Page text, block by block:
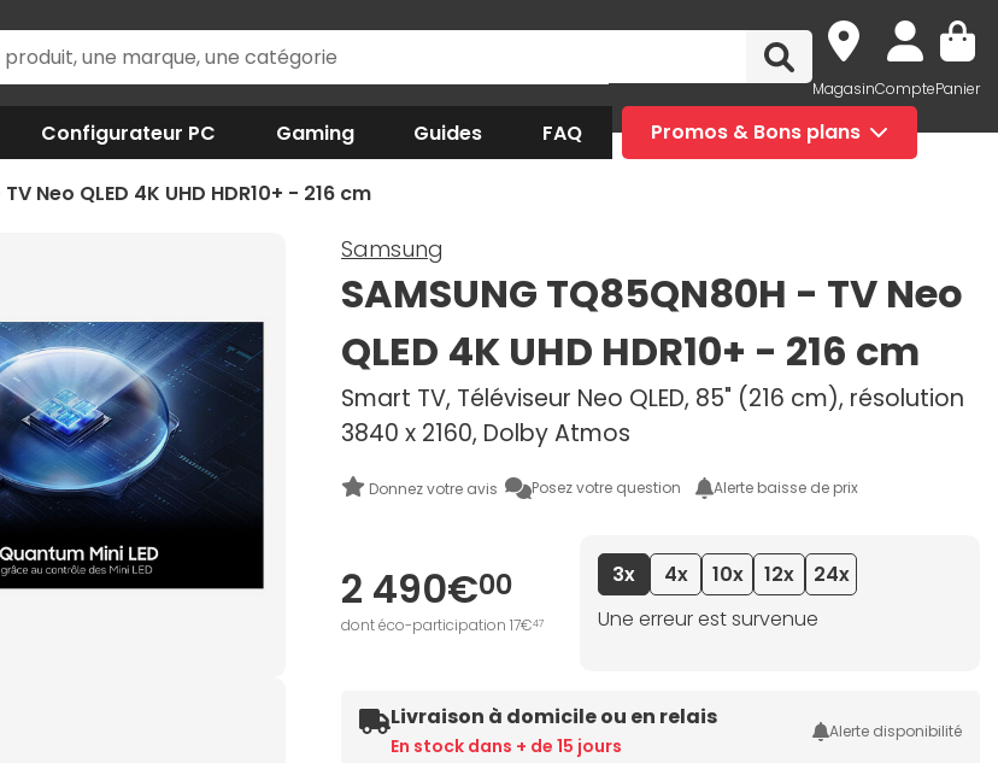
MagasinComptePanier
Configurateur PC Gaming Guides FAQ Promos & Bons plans
Neo QLED 4K UHD HDR10+ - 216 cm
Samsung
SAMSUNG TQ85QN80H - TV Neo
QLED 4K UHD HDR10+ - 216 cm
Smart TV, Téléviseur Neo QLED, 85" (216 cm), résolution
3840 x 2160, Dolby Atmos
Donnez votre avis Posez votre question Alerte baisse de prix
2 490€00
dont éco-participation 17€47
3x 4x 10x 12x
24x
Une erreur est survenue
Livraison à domicile ou en relais
En stock dans + de 15 jours
Alerte disponibilité